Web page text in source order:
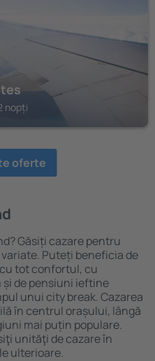
nopți
oferte
Găsiți cazare pentru
Puteți beneficia de
tot confortul, cu
de pensiuni ieftine
unui city break. Cazarea
în centrul orașului, lângă
mai puțin populare.
unităţi de cazare în
ulterioare.